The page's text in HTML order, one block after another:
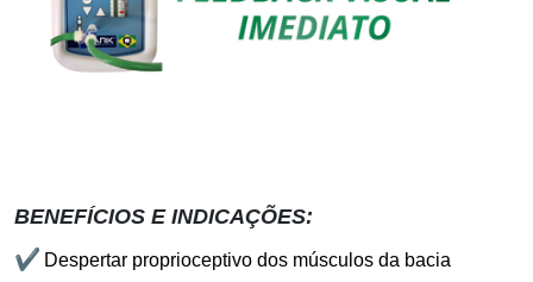
BENEFÍCIOS E INDICAÇÕES:
✔ Despertar proprioceptivo dos músculos da bacia